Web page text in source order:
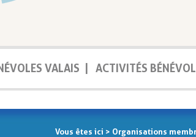
VALAIS ACTIVITÉS
Vous êtes ici > Organisations